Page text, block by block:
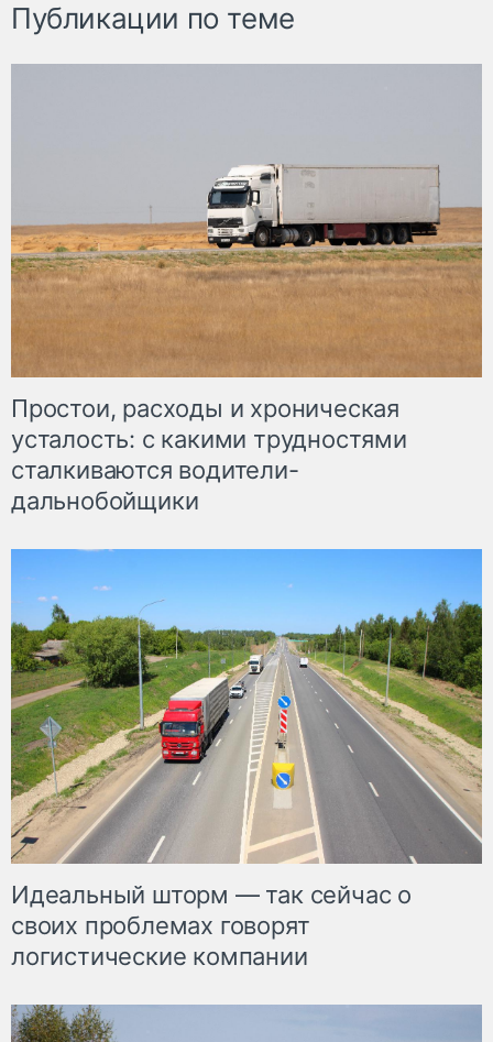
Публикации по теме
Простои, расходы и хроническая
усталость: с какими трудностями
сталкиваются водители-
дальнобойщики
Идеальный шторм — так сейчас о
своих проблемах говорят
логистические компании